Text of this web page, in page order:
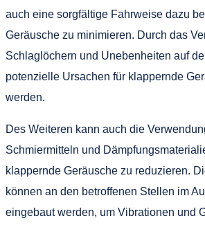
auch eine sorgfältige Fahrweise dazu
Geräusche zu minimieren. Durch das
Schlaglöchern und Unebenheiten auf
potenzielle Ursachen für klappernde
werden.
Des Weiteren kann auch die
Schmiermitteln und
klappernde Geräusche zu reduzieren.
können an den betroffenen Stellen im
eingebaut werden, um Vibrationen und